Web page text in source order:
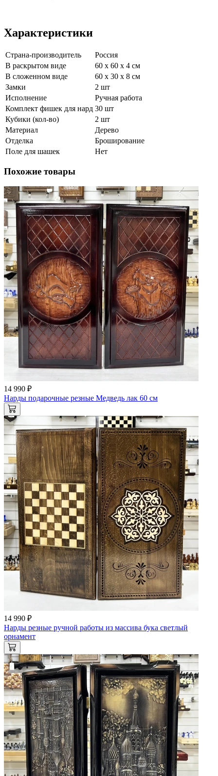
Характеристики
Страна-производитель
Россия
В раскрытом виде
60 x 60 x 4 см
В сложенном виде
60 х 30 х 8 см
Замки
2 шт
Исполнение
Ручная работа
Комплект фишек для нард 30 шт
Кубики (кол-во)
2 шт
Материал
Дерево
Отделка
Броширование
Поле для шашек
Нет
Похожие товары
14 990 ₽
Нарды подарочные резные Медведь лак 60 см
14 990 ₽
Нарды резные ручной работы из массива бука светлый
орнамент